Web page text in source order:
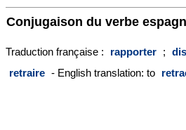
Conjugaison du verbe
Traduction française : rapporter ;
retraire - English translation: to